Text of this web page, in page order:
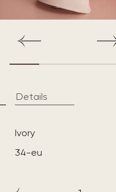
Details
ivory
34-eu